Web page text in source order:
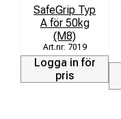
SafeGrip Typ
A för 50kg
(M8)
7019
Logga in för
pris